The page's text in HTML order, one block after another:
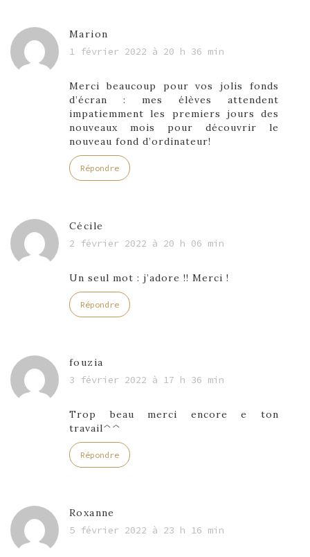
Marion
1 février 2022 à 20 h 36 min
Merci beaucoup pour vos jolis fonds
d’écran : mes élèves attendent
impatiemment les premiers jours des
nouveaux mois pour découvrir le
nouveau fond d’ordinateur!
Répondre
Cécile
2 février 2022 à 20 h 06 min
Un seul mot : j’adore !! Merci !
Répondre
fouzia
3 février 2022 à 17 h 36 min
Trop beau merci encore e ton
travail^^
Répondre
Roxanne
5 février 2022 à 23 h 16 min